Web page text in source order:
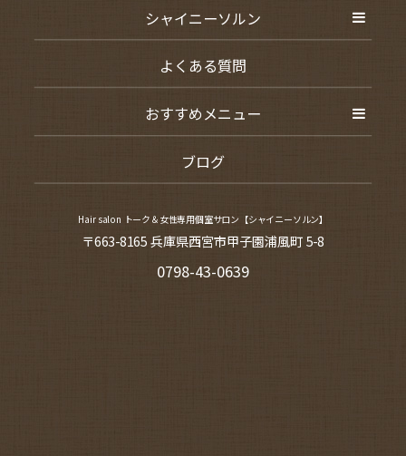
シャイニーソルン
よくある質問
おすすめメニュー
ブログ
Hair salon トーク＆女性専用個室サロン【シャイニーソルン】
〒663-8165 兵庫県西宮市甲子園浦風町 5-8
0798-43-0639